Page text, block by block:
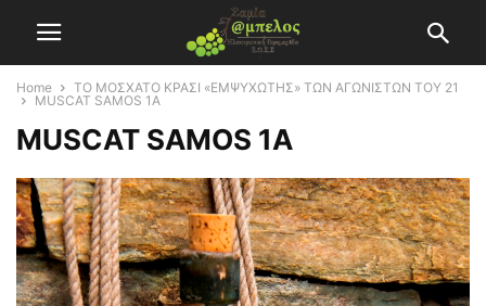
Home
ΤΟ ΜΟΣΧΑΤΟ ΚΡΑΣΙ «ΕΜΨΥΧΩΤΗΣ» ΤΩΝ ΑΓΩΝΙΣΤΩΝ ΤΟΥ 21
MUSCAT SAMOS 1A
MUSCAT SAMOS 1A